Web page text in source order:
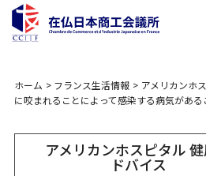
ホーム フランス生活情報 アメリカンホ
に咬まれることによって感染する病気があ
アメリカンホスピタル
ドバイス